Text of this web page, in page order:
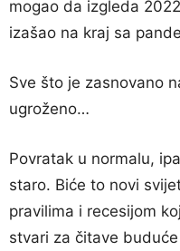
mogao da izgleda
izašao na kraj sa
Sve što je zasnovano
ugroženo…
Povratak u normalu,
staro. Biće to novi
pravilima i recesijom
stvari za čitave